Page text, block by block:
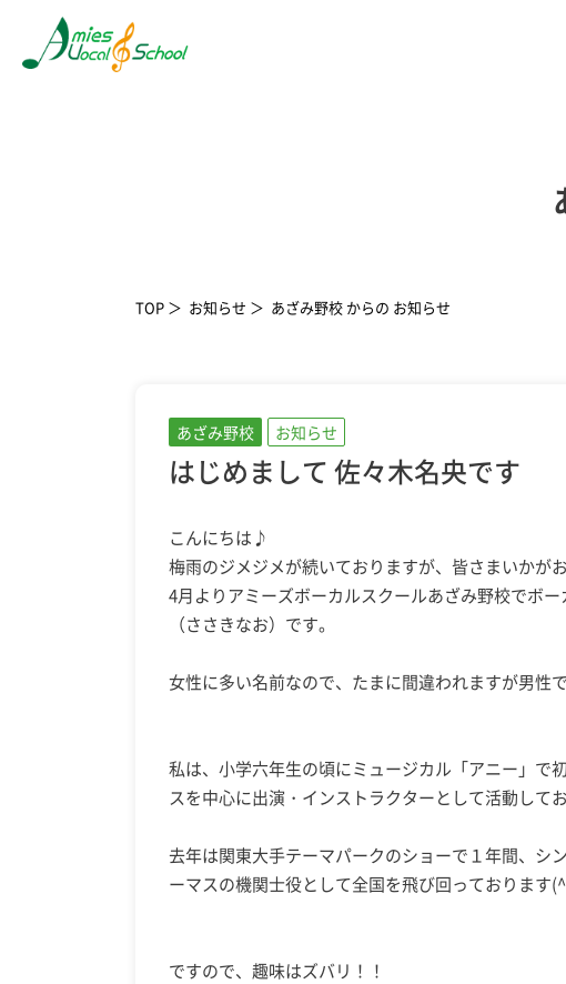
TOP お知らせ あざみ野校 からの お知らせ
あざみ野校 お知らせ
はじめまして 佐々木名央です
こんにちは♪
梅雨のジメジメが続いておりますが、皆さまいかが
4月よりアミーズボーカルスクールあざみ野校でボ
（ささきなお）です。
女性に多い名前なので、たまに間違われますが男性
私は、小学六年生の頃にミュージカル「アニー」で
スを中心に出演・インストラクターとして活動してお
去年は関東大手テーマパークのショーで１年間、シ
ーマスの機関士役として全国を飛び回っております
ですので、趣味はズバリ！！